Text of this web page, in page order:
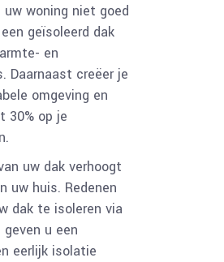
uw woning niet goed
geïsoleerd dak
en
Daarnaast creëer je
omgeving en
30% op je
uw dak verhoogt
uw huis. Redenen
dak te isoleren via
u een
eerlijk isolatie